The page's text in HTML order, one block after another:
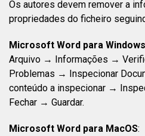
Os autores devem remover a
propriedades do ficheiro
Microsoft Word para Windows
Arquivo → Informações →
Problemas → Inspecionar
conteúdo a inspecionar →
Fechar → Guardar.
Microsoft Word para MacOS: